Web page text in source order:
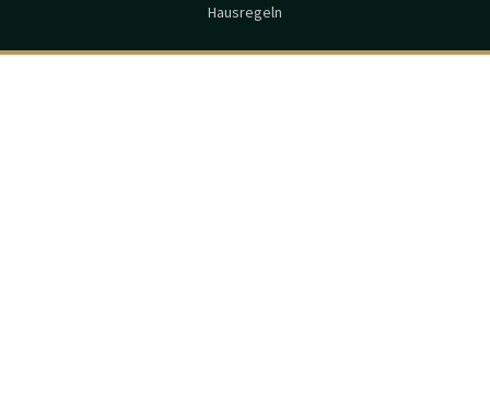
Hausregeln